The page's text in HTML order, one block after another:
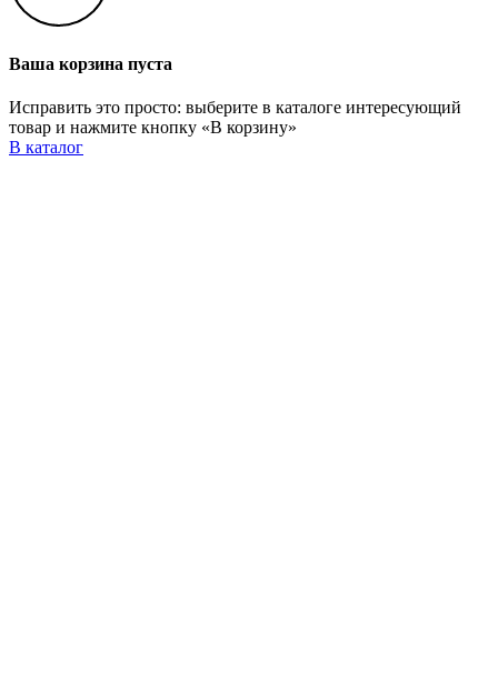
Ваша корзина пуста
Исправить это просто: выберите в каталоге интересующий
товар и нажмите кнопку «В корзину»
В каталог